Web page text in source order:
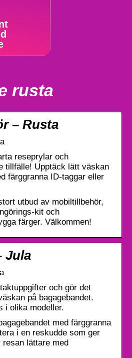
rusta
– Rusta
reseprylar och
tillfälle! Upptäck lätt väskan
färggranna ID-taggar eller
utbud av mobiltillbehör,
kit och
färger. Välkommen!
Jula
och gör det
på bagagebandet.
i olika modeller.
med färggranna
i en reskudde som ger
lättare med